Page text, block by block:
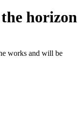
horizon
works and will be